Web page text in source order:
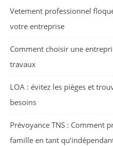
Vetement professionnel
votre entreprise
Comment choisir une
travaux
LOA : évitez les pièges et
besoins
Prévoyance TNS : Comment
famille en tant